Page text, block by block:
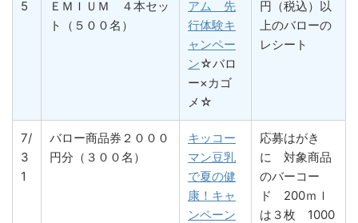
5
ＥＭＩＵＭ ４本セッ
ト（５００名）
アム 先
行体験キ
ャンペー
ン☆バロ
ー×カゴ
メ☆
円（税込）以
上のバローの
レシート
7/
3
1
バロー商品券２０００
円分（３００名）
キッコー
マン豆乳
で夏の健
康！キャ
ンペーン
応募はがき
に 対象商品
のバーコー
ド 200ｍｌ
は３枚 1000